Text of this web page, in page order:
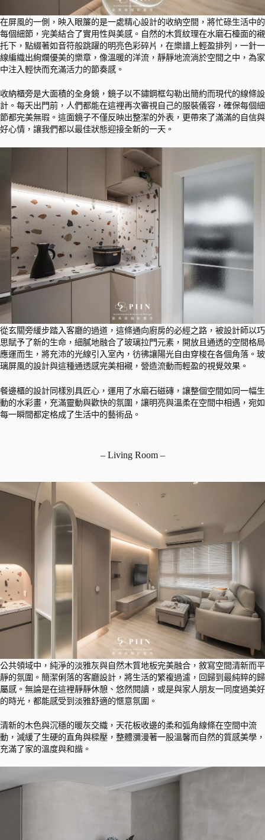
在屏風的一側，映入眼簾的是一處精心設計的收納空間，將忙碌生活中的
每個細節，完美結合了實用性與美感。自然的木質紋理在水磨石檯面的襯
托下，點綴著如音符般跳躍的明亮色彩碎片，在樂譜上輕盈排列，一針一
線編織出絢爛優美的樂章，像溫暖的洋流，靜靜地流淌於空間之中，為家
中注入輕快而充滿活力的節奏感。
收納櫃旁是大面積的全身鏡，鏡子以不鏽鋼框勾勒出簡約而現代的線條設
計。每天出門前，人們都能在這裡再次審視自己的服裝儀容，確保每個細
節都完美無瑕。這面鏡子不僅反映出整潔的外表，更帶來了滿滿的自信與
好心情，讓我們都以最佳狀態迎接全新的一天。
從玄關旁緩步踏入客廳的過道，這條通向廚房的必經之路，被設計師以巧
思賦予了新的生命，細膩地融合了玻璃拉門元素，開放且通透的空間格局
應運而生，將充沛的光線引入室內，彷彿讓陽光自由穿梭在各個角落。玻
璃屏風的設計與這種通透感完美相襯，營造流動而輕盈的視覺效果。
餐邊櫃的設計同樣別具匠心，運用了水磨石磁磚，讓整個空間如同一幅生
動的水彩畫，充滿靈動與歡快的氛圍，讓明亮與溫柔在空間中相遇，宛如
每一瞬間都定格成了生活中的藝術品。
– Living Room –
公共領域中，純淨的淡雅灰與自然木質地板完美融合，敘寫空間清新而平
靜的氛圍。簡潔俐落的客廳設計，將生活的繁複過濾，回歸到最純粹的歸
屬感。無論是在這裡靜靜休憩、悠然閱讀，或是與家人朋友一同度過美好
的時光，都能感受到淡雅舒適的愜意氛圍。
清新的木色與沉穩的暖灰交織，天花板收邊的柔和弧角線條在空間中流
動，減緩了生硬的直角與樑壓，整體瀰漫著一股溫馨而自然的質感美學，
充滿了家的溫度與和諧。